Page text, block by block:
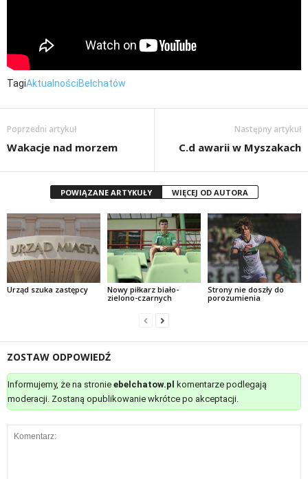
TagiAktualnościBełchatów
Poprzedni artykuł
Wakacje nad morzem
Następny artykuł
C.d awarii w Myszakach
POWIĄZANE ARTYKUŁY WIĘCEJ OD AUTORA
Urząd szuka zastępcy
Nowy piłkarz biało-
zielono-czarnych
Strony nie doszły do
porozumienia
ZOSTAW ODPOWIEDŹ
Informujemy, że na stronie ebelchatow.pl
komentarze podlegają
moderacji. Zostaną opublikowanie wkrótce po akceptacji.